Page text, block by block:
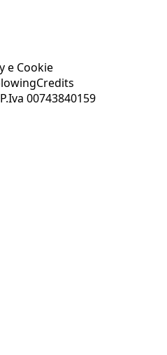
e Cookie
Credits
00743840159